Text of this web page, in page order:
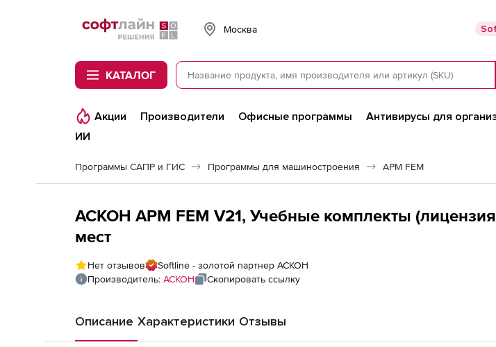
Softline
Москва
КАТАЛОГ
Акции Производители Офисные программы Антивирусы для
ИИ
Программы САПР и ГИС Программы для машиностроения APM FEM
АСКОН APM FEM V21, Учебные комплекты
мест
Нет отзывов
Softline - золотой партнер АСКОН
Производитель: АСКОН Скопировать ссылку
Описание Характеристики Отзывы